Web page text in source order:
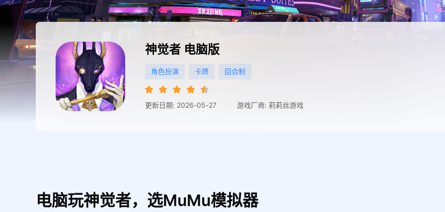
神觉者 电脑版
角色扮演 卡牌 回合制
更新日期: 2026-05-27 游戏厂商: 莉莉丝游戏
电脑玩神觉者，选MuMu模拟器